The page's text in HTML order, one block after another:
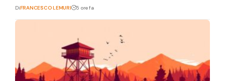
DiFRANCESCO LEMURI 5 ore fa